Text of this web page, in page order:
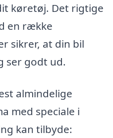
køretøj. Det rigtige
en række
sikrer, at din bil
ser godt ud.
almindelige
med speciale i
kan tilbyde: